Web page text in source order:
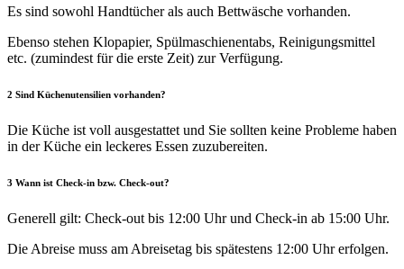
Es sind sowohl Handtücher als auch Bettwäsche vorhanden.
Ebenso stehen Klopapier, Spülmaschienentabs, Reinigungsmittel
etc. (zumindest für die erste Zeit) zur Verfügung.
2 Sind Küchenutensilien vorhanden?
Die Küche ist voll ausgestattet und Sie sollten keine Probleme haben
in der Küche ein leckeres Essen zuzubereiten.
3 Wann ist Check-in bzw. Check-out?
Generell gilt: Check-out bis 12:00 Uhr und Check-in ab 15:00 Uhr.
Die Abreise muss am Abreisetag bis spätestens 12:00 Uhr erfolgen.